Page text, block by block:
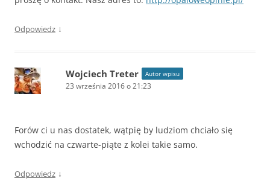
Odpowiedz ↓
Wojciech Treter Autor wpisu
23 września 2016 o 21:23
Forów ci u nas dostatek, wątpię by ludziom chciało się
wchodzić na czwarte-piąte z kolei takie samo.
Odpowiedz ↓